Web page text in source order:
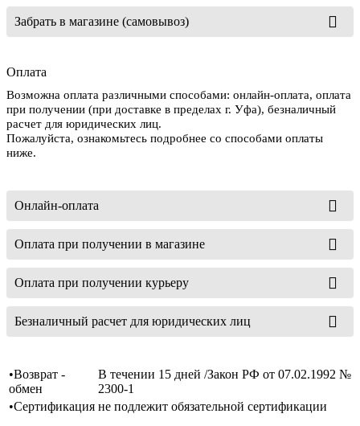
Забрать в магазине (самовывоз)
Оплата
Возможна оплата различными способами: онлайн-оплата, оплата
при получении (при доставке в пределах г. Уфа), безналичный
расчет для юридических лиц.
Пожалуйста, ознакомьтесь подробнее со способами оплаты
ниже.
Онлайн-оплата
Оплата при получении в магазине
Оплата при получении курьеру
Безналичный расчет для юридических лиц
•Возврат -
обмен
В течении 15 дней /Закон РФ от 07.02.1992 №
2300-1
•Сертификация не подлежит обязательной сертификации